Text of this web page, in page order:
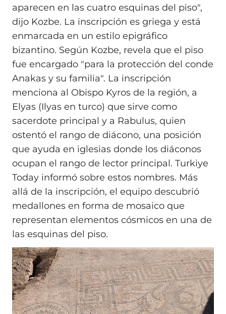
aparecen en las cuatro esquinas del piso",
dijo Kozbe. La inscripción es griega y está
enmarcada en un estilo epigráfico
bizantino. Según Kozbe, revela que el piso
fue encargado "para la protección del conde
Anakas y su familia". La inscripción
menciona al Obispo Kyros de la región, a
Elyas (Ilyas en turco) que sirve como
sacerdote principal y a Rabulus, quien
ostentó el rango de diácono, una posición
que ayuda en iglesias donde los diáconos
ocupan el rango de lector principal. Turkiye
Today informó sobre estos nombres. Más
allá de la inscripción, el equipo descubrió
medallones en forma de mosaico que
representan elementos cósmicos en una de
las esquinas del piso.